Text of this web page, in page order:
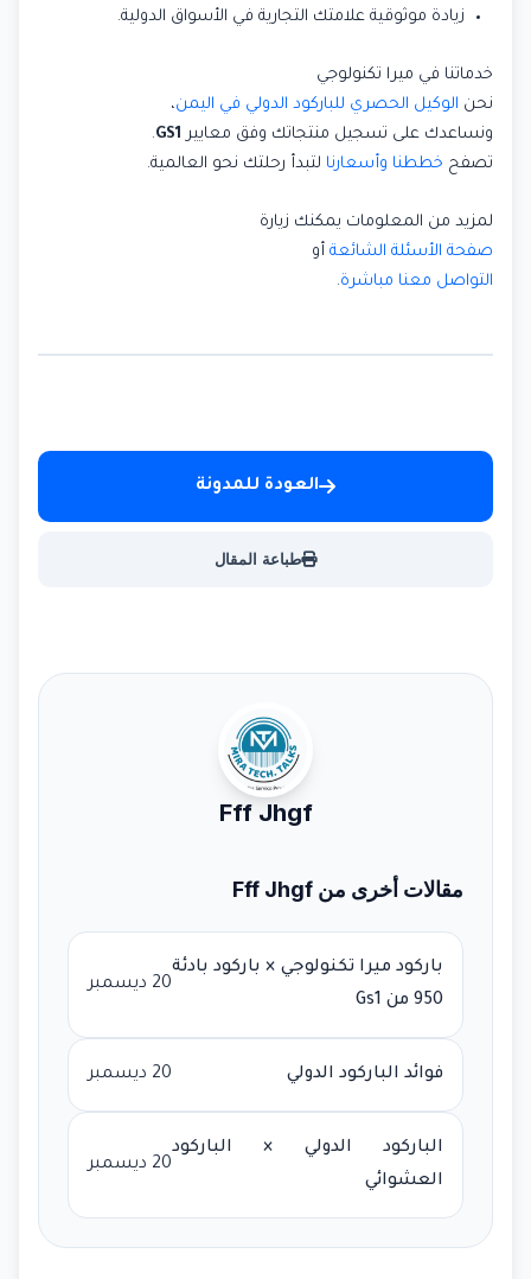
زيادة موثوقية علامتك التجارية في الأسواق الدولية.
خدماتنا في ميرا تكنولوجي
نحن الوكيل الحصري للباركود الدولي في اليمن،
ونساعدك على تسجيل منتجاتك وفق معايير GS1
.
تصفح خططنا وأسعارنا لتبدأ رحلتك نحو العالمية.
لمزيد من المعلومات يمكنك زيارة
صفحة الأسئلة الشائعة أو
التواصل معنا مباشرة.
العودة للمدونة
طباعة المقال
Fff Jhgf
مقالات أخرى من Fff Jhgf
باركود ميرا تكنولوجي × باركود بادئة
950 من Gs1
20 ديسمبر
فوائد الباركود الدولي 20 ديسمبر
الباركود الدولي × الباركود
العشوائي
20 ديسمبر